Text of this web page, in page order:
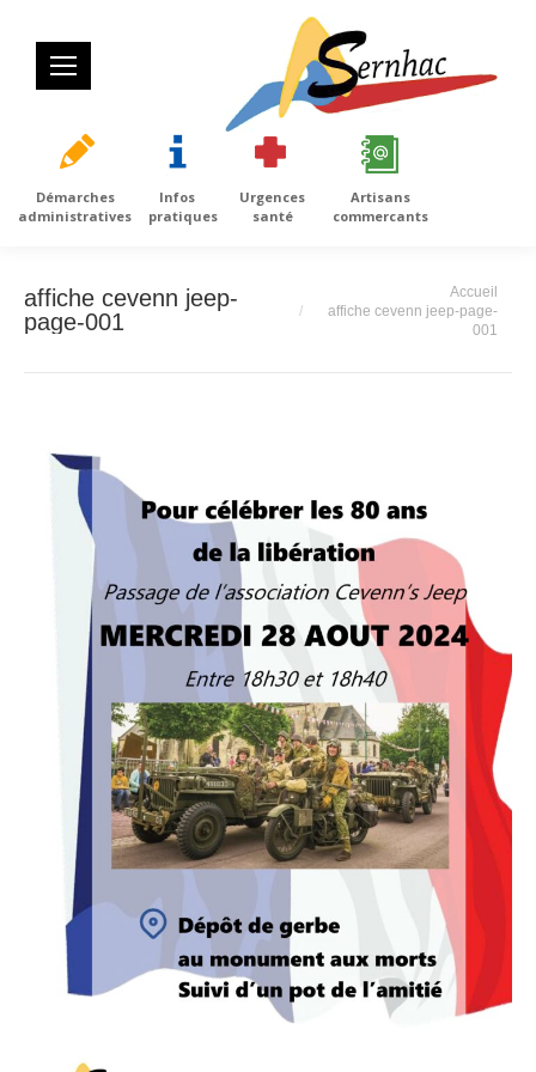
Démarches
administratives
Infos
pratiques
Urgences
santé
Artisans
commercants
affiche cevenn jeep-
page-001
Accueil
affiche cevenn jeep-page-
001